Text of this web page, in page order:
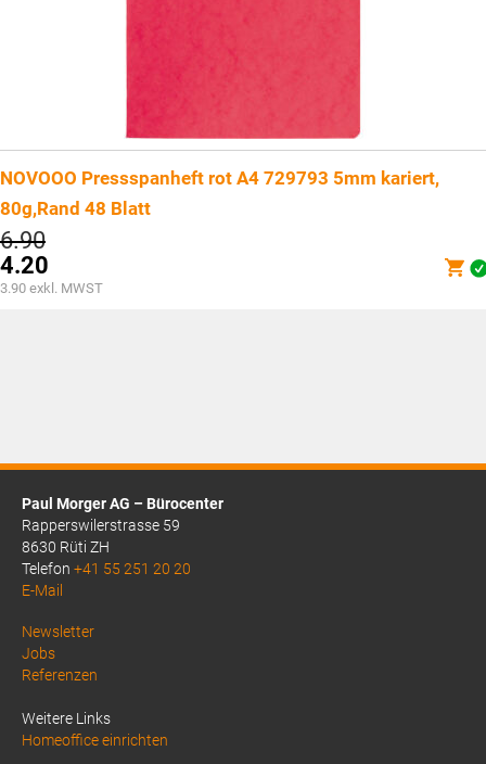
NOVOOO Pressspanheft rot A4 729793 5mm kariert,
80g,Rand 48 Blatt
6.90Ursprünglicher
Preis
war:
CHF6.90
4.20
Aktueller
3.90 exkl. MWST
Paul Morger AG – Bürocenter
Rapperswilerstrasse 59
8630 Rüti ZH
Telefon +41 55 251 20 20
E-Mail
Above
Footer
Newsletter
Jobs
Referenzen
Weitere Links
Homeoffice einrichten